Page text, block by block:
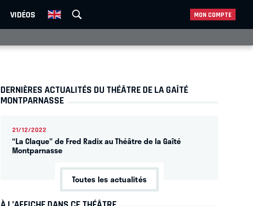
VIDÉOS MON COMPTE
DERNIÈRES ACTUALITÉS DU THÉÂTRE DE LA GAÎTÉ
MONTPARNASSE
21/12/2022
“La Claque” de Fred Radix au Théâtre de la Gaîté
Montparnasse
Toutes les actualités